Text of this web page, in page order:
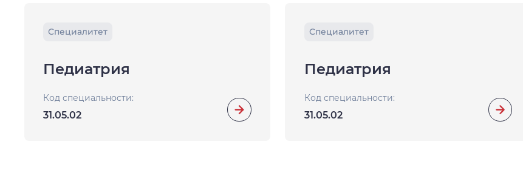
Специалитет
Педиатрия
Код специальности:
31.05.02
Специалитет
Педиатрия
Код специальности:
31.05.02